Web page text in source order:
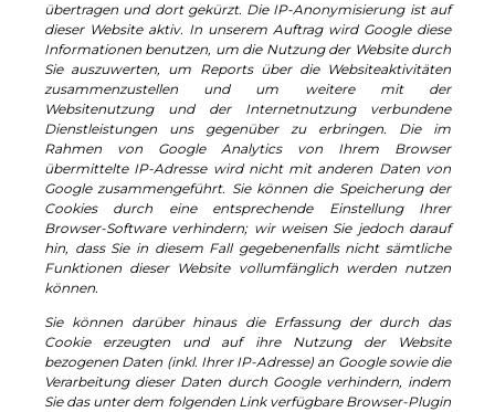
übertragen und dort gekürzt. Die IP-Anonymisierung ist auf
dieser Website aktiv. In unserem Auftrag wird Google diese
Informationen benutzen, um die Nutzung der Website durch
Sie auszuwerten, um Reports über die Websiteaktivitäten
zusammenzustellen und um weitere mit der
Websitenutzung und der Internetnutzung verbundene
Dienstleistungen uns gegenüber zu erbringen. Die im
Rahmen von Google Analytics von Ihrem Browser
übermittelte IP-Adresse wird nicht mit anderen Daten von
Google zusammengeführt. Sie können die Speicherung der
Cookies durch eine entsprechende Einstellung Ihrer
Browser-Software verhindern; wir weisen Sie jedoch darauf
hin, dass Sie in diesem Fall gegebenenfalls nicht sämtliche
Funktionen dieser Website vollumfänglich werden nutzen
können.
Sie können darüber hinaus die Erfassung der durch das
Cookie erzeugten und auf ihre Nutzung der Website
bezogenen Daten (inkl. Ihrer IP-Adresse) an Google sowie die
Verarbeitung dieser Daten durch Google verhindern, indem
Sie das unter dem folgenden Link verfügbare Browser-Plugin